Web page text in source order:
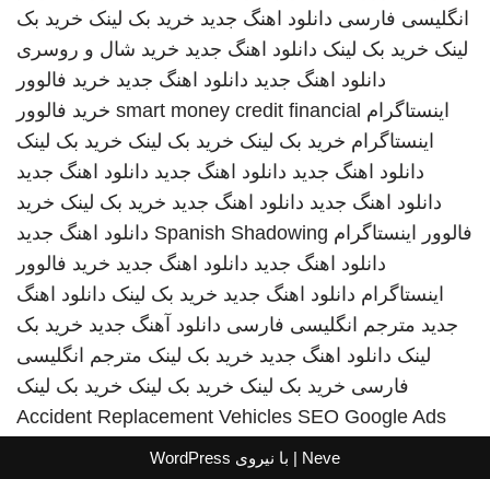
انگلیسی فارسی دانلود اهنگ جدید خرید بک لینک خرید بک
لینک خرید بک لینک دانلود اهنگ جدید خرید شال و روسری
دانلود اهنگ جدید دانلود اهنگ جدید خرید فالوور
اینستاگرام smart money credit financial خرید فالوور
اینستاگرام خرید بک لینک خرید بک لینک خرید بک لینک
دانلود اهنگ جدید دانلود اهنگ جدید دانلود اهنگ جدید
دانلود اهنگ جدید دانلود اهنگ جدید خرید بک لینک خرید
فالوور اینستاگرام Spanish Shadowing دانلود اهنگ جدید
دانلود اهنگ جدید دانلود اهنگ جدید خرید فالوور
اینستاگرام دانلود اهنگ جدید خرید بک لینک دانلود اهنگ
جدید مترجم انگلیسی فارسی دانلود آهنگ جدید خرید بک
لینک دانلود اهنگ جدید خرید بک لینک مترجم انگلیسی
فارسی خرید بک لینک خرید بک لینک خرید بک لینک
Accident Replacement Vehicles SEO Google Ads
Neve | با نیروی WordPress